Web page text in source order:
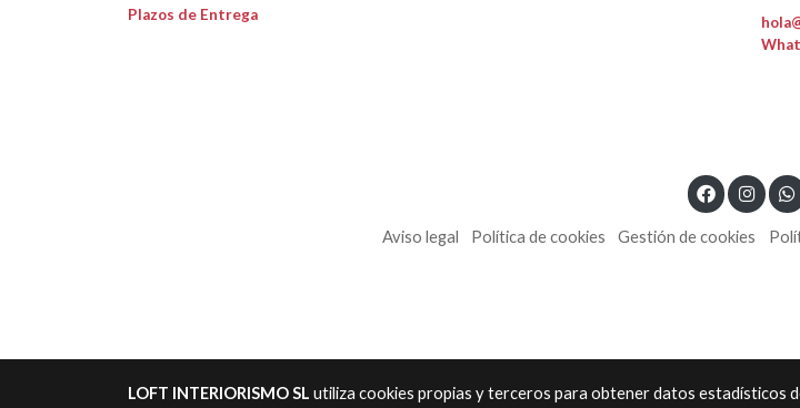
Plazos de Entrega
Aviso legal Política de cookies Gestión de cookies
LOFT INTERIORISMO SL utiliza cookies propias y terceros para obtener datos estadísticos